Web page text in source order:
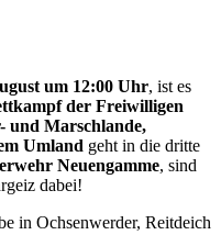
um 12:00 Uhr, ist es
der Freiwilligen
und Marschlande,
Umland geht in die dritte
Neuengamme, sind
dabei!
in Ochsenwerder, Reitdeich